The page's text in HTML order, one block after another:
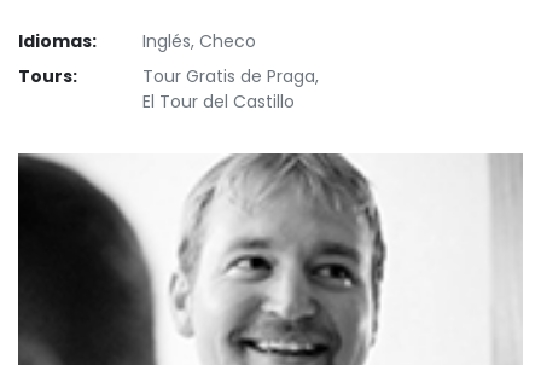
Idiomas:
Inglés, Checo
Tours:
Tour Gratis de Praga,
El Tour del Castillo